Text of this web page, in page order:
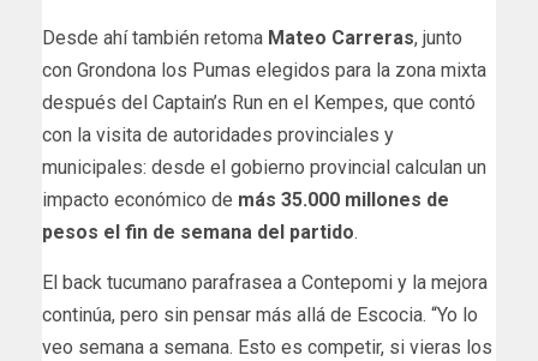
Desde ahí también retoma Mateo Carreras, junto
con Grondona los Pumas elegidos para la zona mixta
después del Captain’s Run en el Kempes, que contó
con la visita de autoridades provinciales y
municipales: desde el gobierno provincial calculan un
impacto económico de más 35.000 millones de
pesos el fin de semana del partido.
El back tucumano parafrasea a Contepomi y la mejora
continúa, pero sin pensar más allá de Escocia. “Yo lo
veo semana a semana. Esto es competir, si vieras los